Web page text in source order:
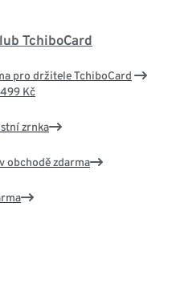
TchiboCard
pro držitele TchiboCard
Kč
zrnka
v obchodě zdarma